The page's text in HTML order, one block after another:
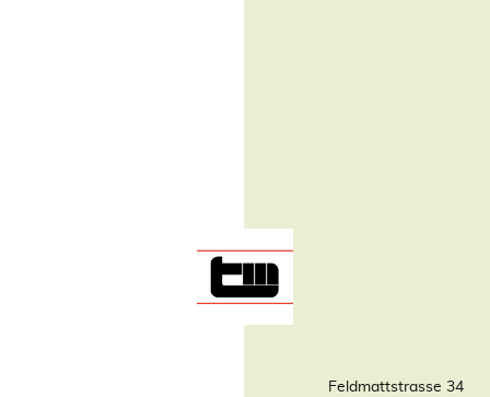
Feldmattstrasse 34